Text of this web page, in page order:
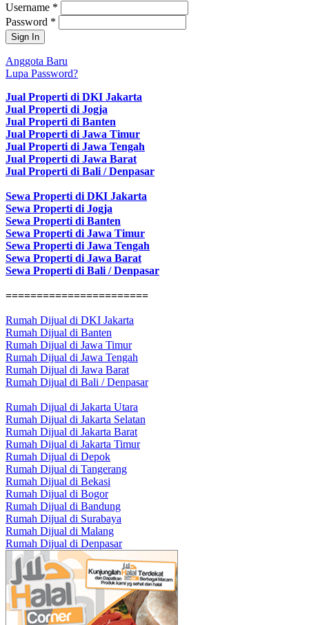
Username *
Password *
Anggota Baru
Lupa Password?
Jual Properti di DKI Jakarta
Jual Properti di Jogja
Jual Properti di Banten
Jual Properti di Jawa Timur
Jual Properti di Jawa Tengah
Jual Properti di Jawa Barat
Jual Properti di Bali / Denpasar
Sewa Properti di DKI Jakarta
Sewa Properti di Jogja
Sewa Properti di Banten
Sewa Properti di Jawa Timur
Sewa Properti di Jawa Tengah
Sewa Properti di Jawa Barat
Sewa Properti di Bali / Denpasar
=======================
Rumah Dijual di DKI Jakarta
Rumah Dijual di Banten
Rumah Dijual di Jawa Timur
Rumah Dijual di Jawa Tengah
Rumah Dijual di Jawa Barat
Rumah Dijual di Bali / Denpasar
Rumah Dijual di Jakarta Utara
Rumah Dijual di Jakarta Selatan
Rumah Dijual di Jakarta Barat
Rumah Dijual di Jakarta Timur
Rumah Dijual di Depok
Rumah Dijual di Tangerang
Rumah Dijual di Bekasi
Rumah Dijual di Bogor
Rumah Dijual di Bandung
Rumah Dijual di Surabaya
Rumah Dijual di Malang
Rumah Dijual di Denpasar